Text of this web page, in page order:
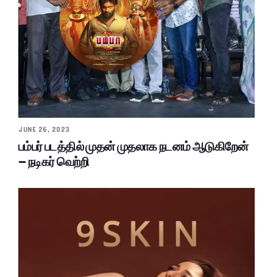
JUNE 26, 2023
பம்பர் படத்தில் முதன் முதலாக நடனம் ஆடுகிறேன்
– நடிகர் வெற்றி